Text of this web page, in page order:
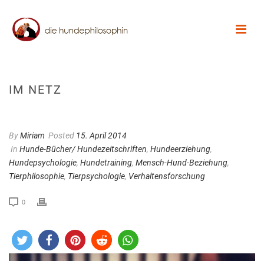
IM NETZ
ByMiriam Posted 15. April 2014
In Hunde-Bücher/ Hundezeitschriften, Hundeerziehung,
Hundepsychologie, Hundetraining, Mensch-Hund-Beziehung,
Tierphilosophie, Tierpsychologie, Verhaltensforschung
0